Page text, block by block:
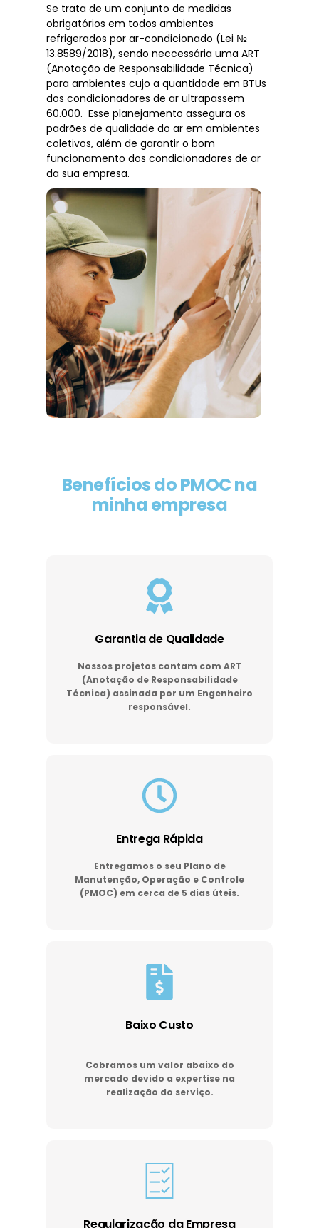
Se trata de um conjunto de medidas
obrigatórios em todos ambientes
refrigerados por ar-condicionado (Lei №
13.8589/2018), sendo neccessária uma ART
(Anotação de Responsabilidade Técnica)
para ambientes cujo a quantidade em BTUs
dos condicionadores de ar ultrapassem
60.000. Esse planejamento assegura os
padrões de qualidade do ar em ambientes
coletivos, além de garantir o bom
funcionamento dos condicionadores de ar
da sua empresa.
Benefícios do PMOC na
minha empresa
Garantia de Qualidade
Nossos projetos contam com ART
(Anotação de Responsabilidade
Técnica) assinada por um Engenheiro
responsável.
Entrega Rápida
Entregamos o seu Plano de
Manutenção, Operação e Controle
(PMOC) em cerca de 5 dias úteis.
Baixo Custo
Cobramos um valor abaixo do
mercado devido a expertise na
realização do serviço.
Regularização da Empresa